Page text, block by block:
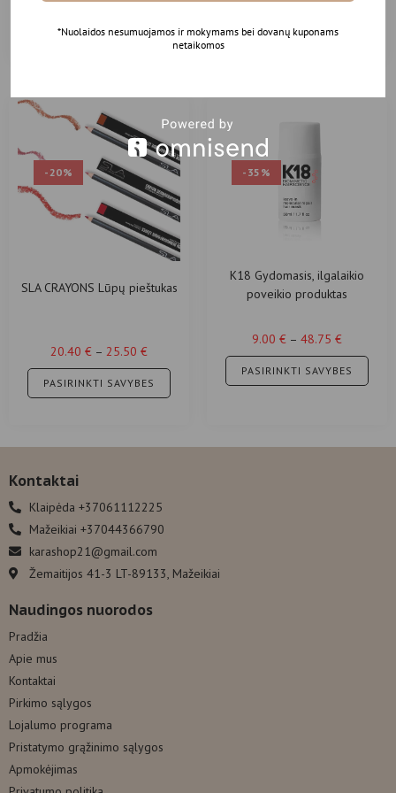
-20%
SLA CRAYONS Lūpų pieštukas
20.40 € – 25.50 €
PASIRINKTI SAVYBES
-35%
K18 Gydomasis, ilgalaikio
poveikio produktas
9.00 € – 48.75 €
PASIRINKTI SAVYBES
Kontaktai
Klaipėda +37061112225
Mažeikiai +37044366790
karashop21@gmail.com
Žemaitijos 41-3 LT-89133, Mažeikiai
Naudingos nuorodos
Pradžia
Apie mus
Kontaktai
Pirkimo sąlygos
Lojalumo programa
Pristatymo grąžinimo sąlygos
Apmokėjimas
*Nuolaidos nesumuojamos ir mokymams bei dovanų kuponams
netaikomos